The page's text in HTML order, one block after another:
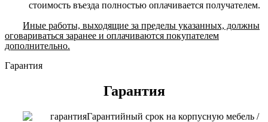
стоимость въезда полностью оплачивается получателем.
Иные работы, выходящие за пределы указанных, должны
оговариваться заранее и оплачиваются покупателем
дополнительно.
Гарантия
Гарантия
Гарантийный срок на корпусную мебель /